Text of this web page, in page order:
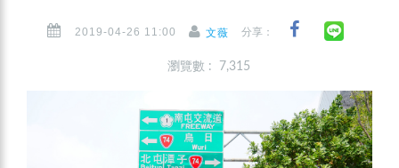
2019-04-26 11:00 文薇 分享：
瀏覽數 : 7,315